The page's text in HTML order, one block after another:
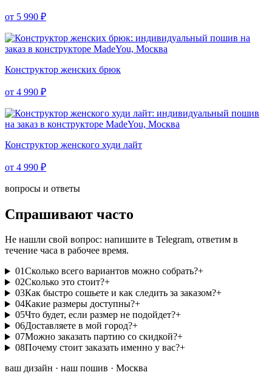
от 5 990 ₽
Конструктор женских брюк
от 4 990 ₽
Конструктор женского худи лайт
от 4 990 ₽
вопросы и ответы
Спрашивают часто
Не нашли свой вопрос: напишите в Telegram, ответим в
течение часа в рабочее время.
01Сколько всего вариантов можно собрать?+
02Сколько это стоит?+
03Как быстро сошьете и как следить за заказом?+
04Какие размеры доступны?+
05Что будет, если размер не подойдет?+
06Доставляете в мой город?+
07Можно заказать партию со скидкой?+
08Почему стоит заказать именно у вас?+
ваш дизайн · наш пошив · Москва